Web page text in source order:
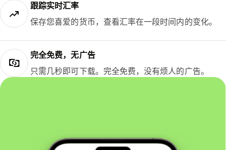
跟踪实时汇率
保存您喜爱的货币，查看汇率在一段时间内的变化。
完全免费，无广告
只需几秒即可下载。完全免费，没有烦人的广告。